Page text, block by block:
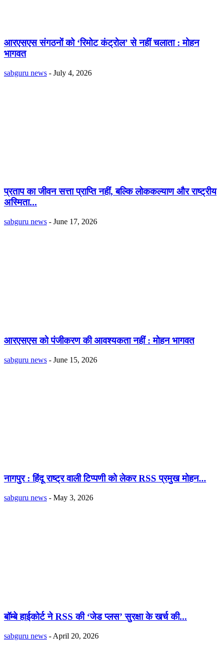
आरएसएस संगठनों को ‘रिमोट कंट्रोल’ से नहीं चलाता : मोहन
भागवत
sabguru news - July 4, 2026
प्रताप का जीवन सत्ता प्राप्ति नहीं, बल्कि लोककल्याण और राष्ट्रीय
अस्मिता...
sabguru news - June 17, 2026
आरएसएस को पंजीकरण की आवश्यकता नहीं : मोहन भागवत
sabguru news - June 15, 2026
नागपुर : हिंदू राष्ट्र वाली टिप्पणी को लेकर RSS प्रमुख मोहन...
sabguru news - May 3, 2026
बॉम्बे हाईकोर्ट ने RSS की ‘जेड प्लस’ सुरक्षा के खर्च की...
sabguru news - April 20, 2026